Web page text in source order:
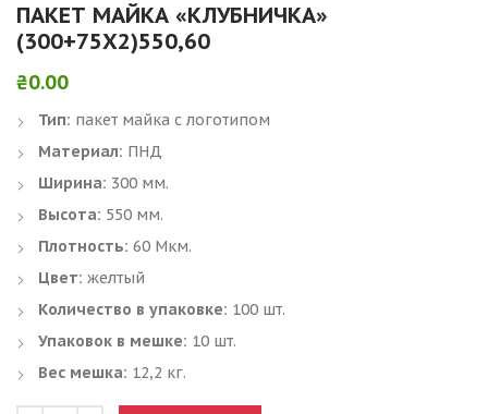
ПАКЕТ МАЙКА «КЛУБНИЧКА»
(300+75Х2)550,60
₴0.00
Тип: пакет майка с логотипом
Материал: ПНД
Ширина: 300 мм.
Высота: 550 мм.
Плотность: 60 Мкм.
Цвет: желтый
Количество в упаковке: 100 шт.
Упаковок в мешке: 10 шт.
Вес мешка: 12,2 кг.